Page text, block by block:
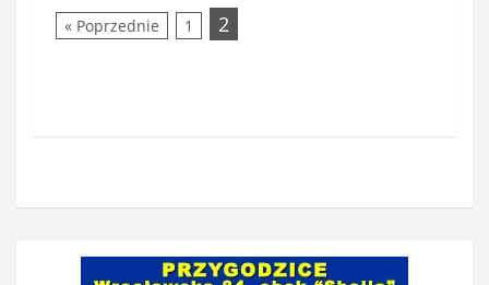
« Poprzednie 1 2